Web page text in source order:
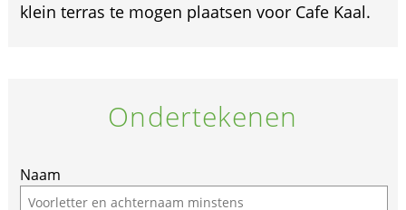
klein terras te mogen plaatsen voor Cafe Kaal.
Ondertekenen
Naam